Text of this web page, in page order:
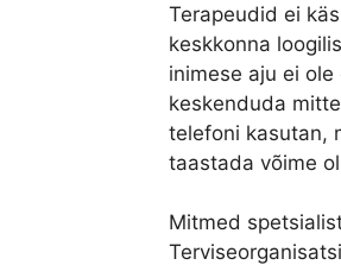
Terapeudid ei
keskkonna
inimese aju ei
keskenduda
telefoni kasutan,
taastada võime
Mitmed